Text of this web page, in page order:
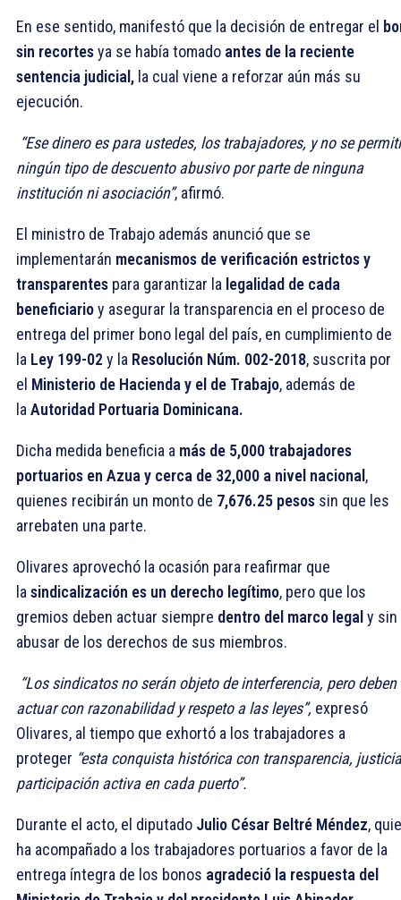
En ese sentido, manifestó que la decisión de entregar el
sin recortesya se había tomado antes de la reciente
sentencia judicial, la cual viene a reforzar aún más su
ejecución.
“Ese dinero es para ustedes, los trabajadores, y no se
ningún tipo de descuento abusivo por parte de ninguna
institución ni asociación”, afirmó.
El ministro de Trabajo además anunció que se
implementarán mecanismos de verificación estrictos y
transparentes para garantizar la legalidad de cada
beneficiarioy asegurar la transparencia en el proceso de
entrega del primer bono legal del país, en cumplimiento de
la Ley 199-02 y la Resolución Núm. 002-2018, suscrita por
el Ministerio de Hacienda y el de Trabajo, además de
la Autoridad Portuaria Dominicana.
Dicha medida beneficia a más de 5,000 trabajadores
portuarios en Azua y cerca de 32,000 a nivel nacional,
quienes recibirán un monto de 7,676.25 pesos sin que les
arrebaten una parte.
Olivares aprovechó la ocasión para reafirmar que
la sindicalización es un derecho legítimo, pero que los
gremios deben actuar siempre dentro del marco legaly sin
abusar de los derechos de sus miembros.
“Los sindicatos no serán objeto de interferencia, pero deben
actuar con razonabilidad y respeto a las leyes”, expresó
Olivares, al tiempo que exhortó a los trabajadores a
proteger “esta conquista histórica con transparencia,
participación activa en cada puerto”.
Durante el acto, el diputado Julio César Beltré Méndez,
ha acompañado a los trabajadores portuarios a favor de la
entrega íntegra de los bonos agradeció la respuesta del